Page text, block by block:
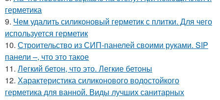
герметика
9. Чем удалить силиконовый герметик с плитки. Для чего
используется герметик
10. Строительство из СИП-панелей своими руками. SIP
панели –, что это такое
11. Легкий бетон, что это. Легкие бетоны
12. Характеристика силиконового водостойкого
герметика для ванной. Виды лучших санитарных